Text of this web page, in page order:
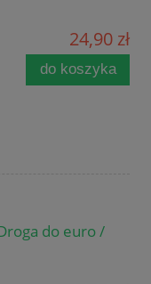
24,90 zł
do koszyka
do euro /